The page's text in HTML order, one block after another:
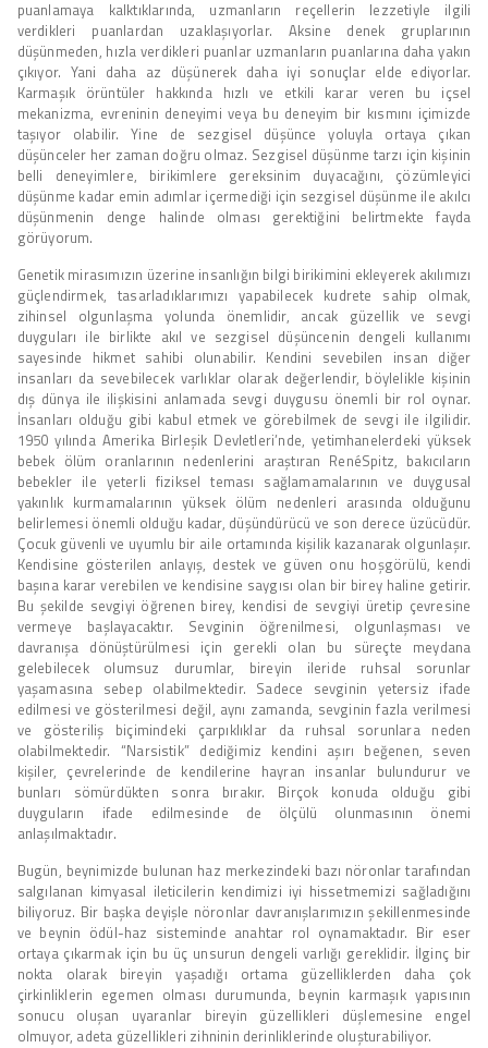
puanlamaya kalktıklarında, uzmanların reçellerin lezzetiyle ilgili
verdikleri puanlardan uzaklaşıyorlar. Aksine denek gruplarının
düşünmeden, hızla verdikleri puanlar uzmanların puanlarına daha yakın
çıkıyor. Yani daha az düşünerek daha iyi sonuçlar elde ediyorlar.
Karmaşık örüntüler hakkında hızlı ve etkili karar veren bu içsel
mekanizma, evreninin deneyimi veya bu deneyim bir kısmını içimizde
taşıyor olabilir. Yine de sezgisel düşünce yoluyla ortaya çıkan
düşünceler her zaman doğru olmaz. Sezgisel düşünme tarzı için kişinin
belli deneyimlere, birikimlere gereksinim duyacağını, çözümleyici
düşünme kadar emin adımlar içermediği için sezgisel düşünme ile akılcı
düşünmenin denge halinde olması gerektiğini belirtmekte fayda
görüyorum.
Genetik mirasımızın üzerine insanlığın bilgi birikimini ekleyerek akılımızı
güçlendirmek, tasarladıklarımızı yapabilecek kudrete sahip olmak,
zihinsel olgunlaşma yolunda önemlidir, ancak güzellik ve sevgi
duyguları ile birlikte akıl ve sezgisel düşüncenin dengeli kullanımı
sayesinde hikmet sahibi olunabilir. Kendini sevebilen insan diğer
insanları da sevebilecek varlıklar olarak değerlendir, böylelikle kişinin
dış dünya ile ilişkisini anlamada sevgi duygusu önemli bir rol oynar.
İnsanları olduğu gibi kabul etmek ve görebilmek de sevgi ile ilgilidir.
1950 yılında Amerika Birleşik Devletleri’nde, yetimhanelerdeki yüksek
bebek ölüm oranlarının nedenlerini araştıran RenéSpitz, bakıcıların
bebekler ile yeterli fiziksel teması sağlamamalarının ve duygusal
yakınlık kurmamalarının yüksek ölüm nedenleri arasında olduğunu
belirlemesi önemli olduğu kadar, düşündürücü ve son derece üzücüdür.
Çocuk güvenli ve uyumlu bir aile ortamında kişilik kazanarak olgunlaşır.
Kendisine gösterilen anlayış, destek ve güven onu hoşgörülü, kendi
başına karar verebilen ve kendisine saygısı olan bir birey haline getirir.
Bu şekilde sevgiyi öğrenen birey, kendisi de sevgiyi üretip çevresine
vermeye başlayacaktır. Sevginin öğrenilmesi, olgunlaşması ve
davranışa dönüştürülmesi için gerekli olan bu süreçte meydana
gelebilecek olumsuz durumlar, bireyin ileride ruhsal sorunlar
yaşamasına sebep olabilmektedir. Sadece sevginin yetersiz ifade
edilmesi ve gösterilmesi değil, aynı zamanda, sevginin fazla verilmesi
ve gösteriliş biçimindeki çarpıklıklar da ruhsal sorunlara neden
olabilmektedir. “Narsistik” dediğimiz kendini aşırı beğenen, seven
kişiler, çevrelerinde de kendilerine hayran insanlar bulundurur ve
bunları sömürdükten sonra bırakır. Birçok konuda olduğu gibi
duyguların ifade edilmesinde de ölçülü olunmasının önemi
anlaşılmaktadır.
Bugün, beynimizde bulunan haz merkezindeki bazı nöronlar tarafından
salgılanan kimyasal ileticilerin kendimizi iyi hissetmemizi sağladığını
biliyoruz. Bir başka deyişle nöronlar davranışlarımızın şekillenmesinde
ve beynin ödül-haz sisteminde anahtar rol oynamaktadır. Bir eser
ortaya çıkarmak için bu üç unsurun dengeli varlığı gereklidir. İlginç bir
nokta olarak bireyin yaşadığı ortama güzelliklerden daha çok
çirkinliklerin egemen olması durumunda, beynin karmaşık yapısının
sonucu oluşan uyaranlar bireyin güzellikleri düşlemesine engel
olmuyor, adeta güzellikleri zihninin derinliklerinde oluşturabiliyor.